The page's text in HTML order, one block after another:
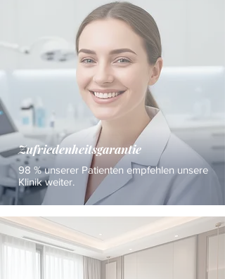
Zufriedenheitsgarantie
98 % unserer Patienten empfehlen unsere
Klinik weiter.